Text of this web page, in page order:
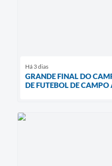
Há 3 dias
GRANDE FINAL DO
DE FUTEBOL DE